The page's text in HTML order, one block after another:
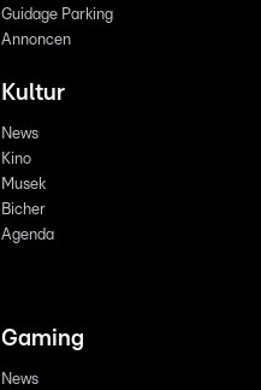
Guidage Parking
Annoncen
Kultur
News
Kino
Musek
Bicher
Agenda
Gaming
News